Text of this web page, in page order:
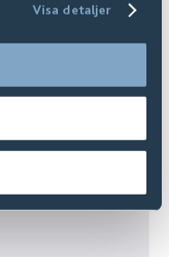
Visa detaljer